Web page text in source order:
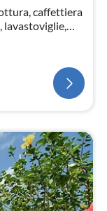
caffettiera
lavastoviglie,